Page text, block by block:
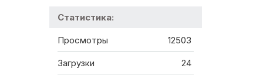
Статистика:
Просмотры 12503
Загрузки 24